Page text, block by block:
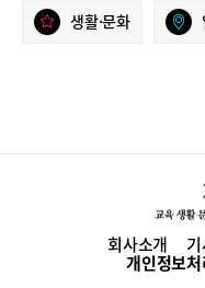
생활·문화
회사소개
개인정보